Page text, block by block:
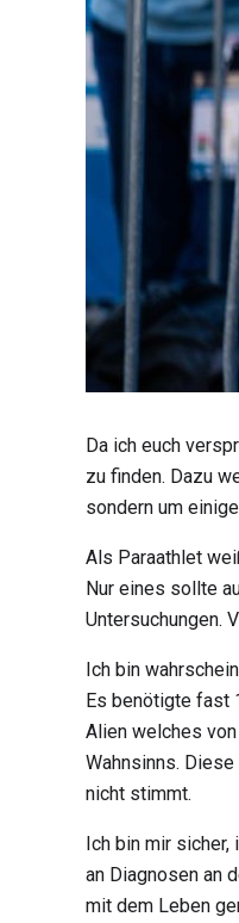
Da ich euch
zu finden. Dazu
sondern um
Als Paraathlet
Nur eines sollte
Untersuchungen.
Ich bin
Es benötigte fast
Alien welches
Wahnsinns.
nicht stimmt.
Ich bin mir
an Diagnosen an
mit dem Leben